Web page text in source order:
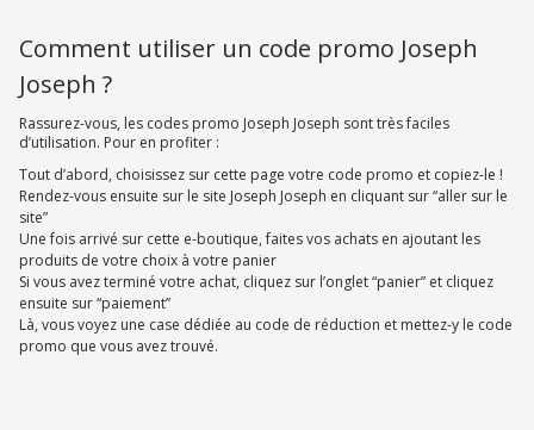
Comment utiliser un code promo Joseph
Joseph ?
Rassurez-vous, les codes promo Joseph Joseph sont très faciles
d’utilisation. Pour en profiter :
Tout d’abord, choisissez sur cette page votre code promo et copiez-le !
Rendez-vous ensuite sur le site Joseph Joseph en cliquant sur “aller sur le
site”
Une fois arrivé sur cette e-boutique, faites vos achats en ajoutant les
produits de votre choix à votre panier
Si vous avez terminé votre achat, cliquez sur l’onglet “panier” et cliquez
ensuite sur “paiement”
Là, vous voyez une case dédiée au code de réduction et mettez-y le code
promo que vous avez trouvé.